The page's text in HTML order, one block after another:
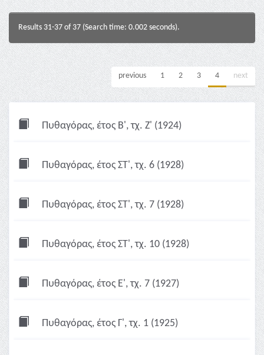
Results 31-37 of 37 (Search time: 0.002 seconds).
previous 1 2 3 4 next
Πυθαγόρας, έτος Β', τχ. Ζ' (1924)
Πυθαγόρας, έτος ΣΤ', τχ. 6 (1928)
Πυθαγόρας, έτος ΣΤ', τχ. 7 (1928)
Πυθαγόρας, έτος ΣΤ', τχ. 10 (1928)
Πυθαγόρας, έτος Ε', τχ. 7 (1927)
Πυθαγόρας, έτος Γ', τχ. 1 (1925)